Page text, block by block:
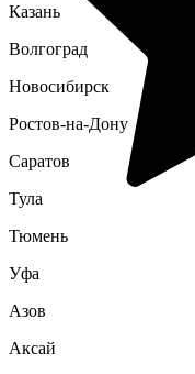
Казань
Волгоград
Новосибирск
Ростов-на-Дону
Саратов
Тула
Тюмень
Уфа
Азов
Аксай